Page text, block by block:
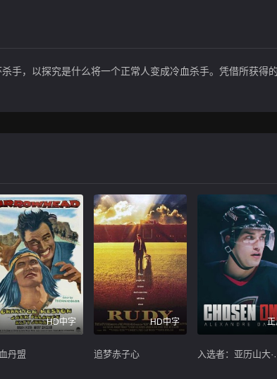
手，以探究是什么将一个正常人变成冷血杀手。凭借所获得
HD中字
丹盟
HD中字
追梦赤子心
正
入选